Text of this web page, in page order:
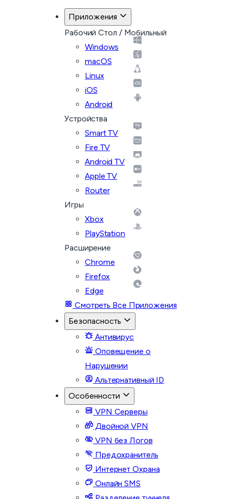
Приложения
Рабочий Стол / Мобильный
Windows
macOS
Linux
iOS
Android
Устройства
Smart TV
Fire TV
Android TV
Apple TV
Router
Игры
Xbox
PlayStation
Расширение
Chrome
Firefox
Edge
Смотреть Все Приложения
Безопасность
Антивирус
Оповещение о
Нарушении
Альтернативный ID
Особенности
VPN Серверы
Двойной VPN
VPN без Логов
Предохранитель
Интернет Охрана
Онлайн SMS